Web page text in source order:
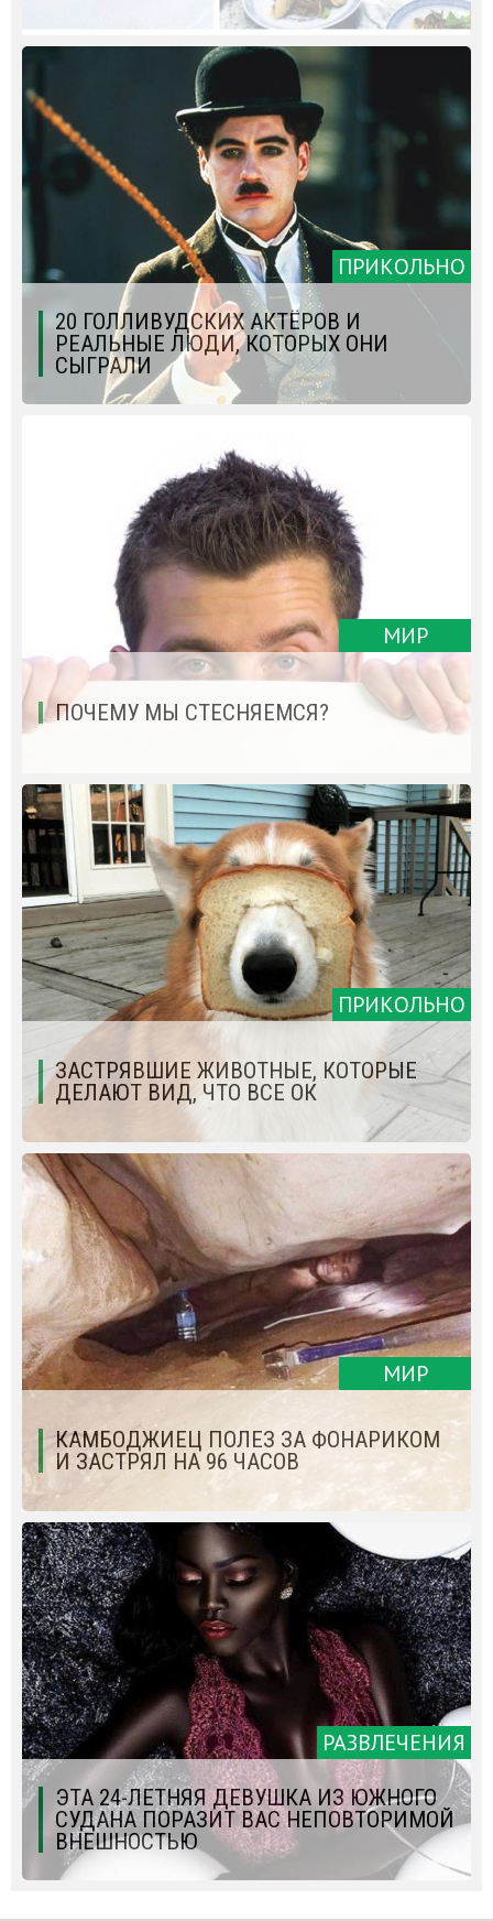
ПРИКОЛЬНО
20 ГОЛЛИВУДСКИХ АКТЁРОВ И
РЕАЛЬНЫЕ ЛЮДИ, КОТОРЫХ ОНИ
СЫГРАЛИ
МИР
ПОЧЕМУ МЫ СТЕСНЯЕМСЯ?
ПРИКОЛЬНО
ЗАСТРЯВШИЕ ЖИВОТНЫЕ, КОТОРЫЕ
ДЕЛАЮТ ВИД, ЧТО ВСЕ ОК
МИР
КАМБОДЖИЕЦ ПОЛЕЗ ЗА ФОНАРИКОМ
И ЗАСТРЯЛ НА 96 ЧАСОВ
РАЗВЛЕЧЕНИЯ
ЭТА 24-ЛЕТНЯЯ ДЕВУШКА ИЗ ЮЖНОГО
СУДАНА ПОРАЗИТ ВАС НЕПОВТОРИМОЙ
ВНЕШНОСТЬЮ